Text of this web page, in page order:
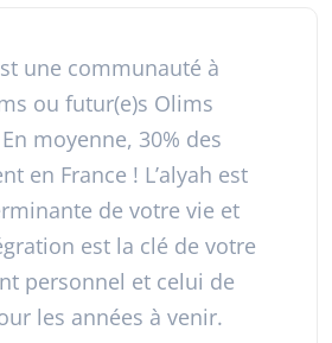
une communauté à
ou futur(e)s Olims
moyenne, 30% des
en France ! L’alyah est
de votre vie et
est la clé de votre
personnel et celui de
les années à venir.